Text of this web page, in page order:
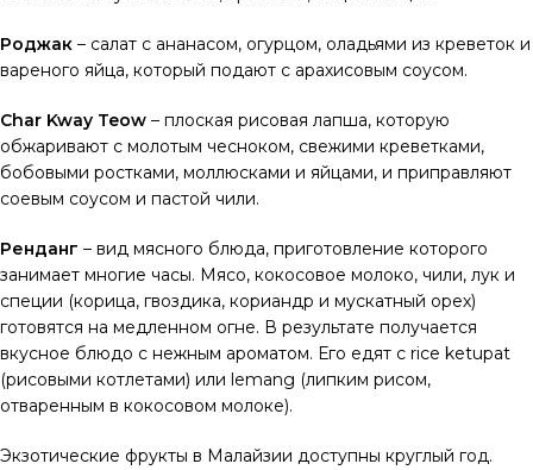
Роджак – салат с ананасом, огурцом, оладьями из креветок и
вареного яйца, который подают с арахисовым соусом.
Char Kway Teow – плоская рисовая лапша, которую
обжаривают с молотым чесноком, свежими креветками,
бобовыми ростками, моллюсками и яйцами, и приправляют
соевым соусом и пастой чили.
Ренданг – вид мясного блюда, приготовление которого
занимает многие часы. Мясо, кокосовое молоко, чили, лук и
специи (корица, гвоздика, кориандр и мускатный орех)
готовятся на медленном огне. В результате получается
вкусное блюдо с нежным ароматом. Его едят с rice ketupat
(рисовыми котлетами) или lemang (липким рисом,
отваренным в кокосовом молоке).
Экзотические фрукты в Малайзии доступны круглый год.